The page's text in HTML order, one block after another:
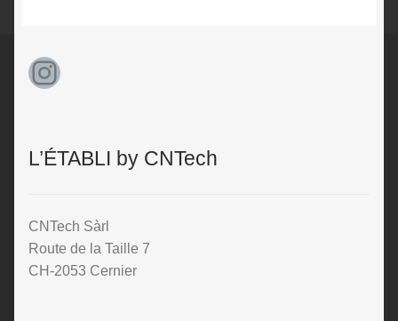
Instagram
L’ÉTABLI by CNTech
CNTech Sàrl
Route de la Taille 7
CH-2053 Cernier